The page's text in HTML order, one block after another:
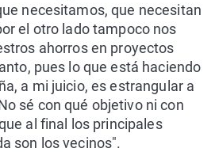
necesitamos, que necesitan
el otro lado tampoco nos
ahorros en proyectos
pues lo que está haciendo
a mi juicio, es estrangular a
sé con qué objetivo ni con
al final los principales
son los vecinos".